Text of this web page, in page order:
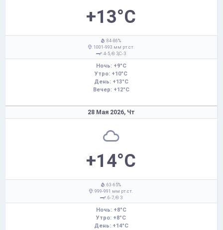
+13°C
: 84-86%
: 1001-993 мм рт.ст.
: 4-5,
З,С-З
Ночь: +9°C
Утро: +10°C
День: +13°C
Вечер: +12°C
28 Мая 2026, Чт
+14°C
: 63-65%
: 999-991 мм рт.ст.
: 6-7,
З
Ночь: +8°C
Утро: +8°C
День: +14°C